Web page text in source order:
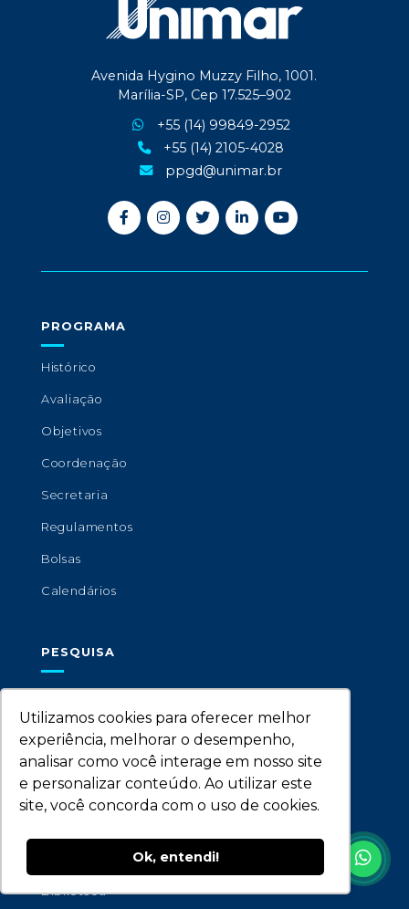
Utilizamos cookies para oferecer melhor
experiência, melhorar o desempenho,
analisar como você interage em nosso site
e personalizar conteúdo. Ao utilizar este
site, você concorda com o uso de cookies.
Ok, entendi!
Avenida Hygino Muzzy Filho, 1001.
Marília-SP, Cep 17.525–902
+55 (14) 99849-2952
+55 (14) 2105-4028
ppgd@unimar.br
PROGRAMA
Histórico
Avaliação
Objetivos
Coordenação
Secretaria
Regulamentos
Bolsas
Calendários
PESQUISA
Pesquisas
Publicações
INSTITUCIONAL
Bolsas e Programas
Biblioteca